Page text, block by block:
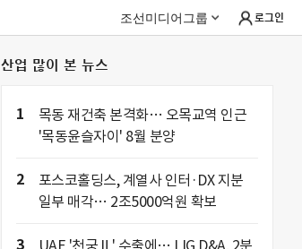
조선미디어그룹 로그인
산업 많이 본 뉴스